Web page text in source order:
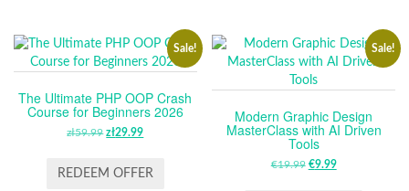
Sale!
The Ultimate PHP OOP Crash
Course for Beginners 2026
zł59.99 ORIGINAL
WAS:
zł29.99CURRENT
IS:
REDEEM OFFER
Sale!
Modern Graphic Design
MasterClass with AI Driven
Tools
€19.99 ORIGINAL
€9.99CURRENT